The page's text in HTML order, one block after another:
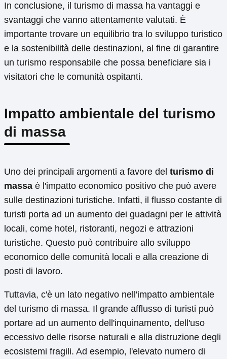
In conclusione, il turismo di massa ha vantaggi e
svantaggi che vanno attentamente valutati. È
importante trovare un equilibrio tra lo sviluppo turistico
e la sostenibilità delle destinazioni, al fine di garantire
un turismo responsabile che possa beneficiare sia i
visitatori che le comunità ospitanti.
Impatto ambientale del turismo
di massa
Uno dei principali argomenti a favore del turismo di
massa è l'impatto economico positivo che può avere
sulle destinazioni turistiche. Infatti, il flusso costante di
turisti porta ad un aumento dei guadagni per le attività
locali, come hotel, ristoranti, negozi e attrazioni
turistiche. Questo può contribuire allo sviluppo
economico delle comunità locali e alla creazione di
posti di lavoro.
Tuttavia, c'è un lato negativo nell'impatto ambientale
del turismo di massa. Il grande afflusso di turisti può
portare ad un aumento dell'inquinamento, dell'uso
eccessivo delle risorse naturali e alla distruzione degli
ecosistemi fragili. Ad esempio, l'elevato numero di